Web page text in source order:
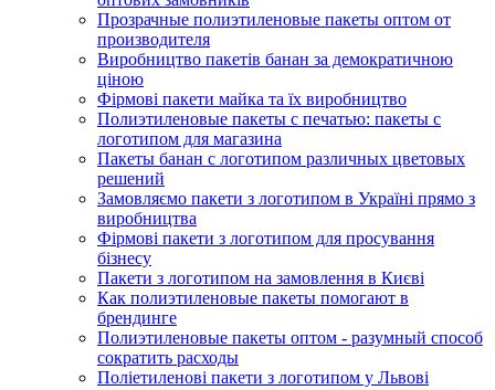
Прозрачные полиэтиленовые пакеты оптом от
производителя
Виробництво пакетів банан за демократичною
ціною
Фірмові пакети майка та їх виробництво
Полиэтиленовые пакеты с печатью: пакеты с
логотипом для магазина
Пакеты банан с логотипом различных цветовых
решений
Замовляємо пакети з логотипом в Україні прямо з
виробництва
Фірмові пакети з логотипом для просування
бізнесу
Пакети з логотипом на замовлення в Києві
Как полиэтиленовые пакеты помогают в
брендинге
Полиэтиленовые пакеты оптом - разумный способ
сократить расходы
Поліетиленові пакети з логотипом у Львові